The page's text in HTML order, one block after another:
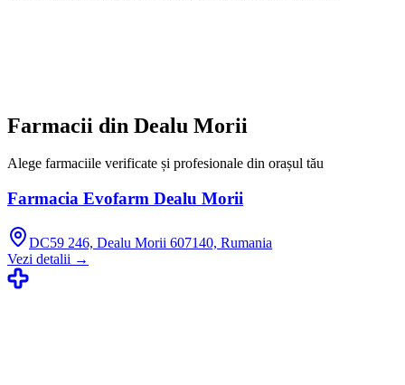
Farmacii din Dealu Morii
Alege farmaciile verificate și profesionale din orașul tău
Farmacia Evofarm Dealu Morii
DC59 246, Dealu Morii 607140, Rumania
Vezi detalii →